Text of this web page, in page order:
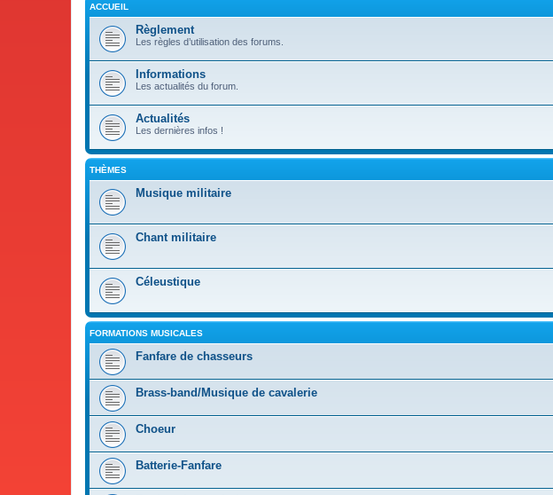
ACCUEIL
Règlement
Les règles d’utilisation des forums.
Informations
Les actualités du forum.
Actualités
Les dernières infos !
THÈMES
Musique militaire
Chant militaire
Céleustique
FORMATIONS MUSICALES
Fanfare de chasseurs
Brass-band/Musique de cavalerie
Choeur
Batterie-Fanfare